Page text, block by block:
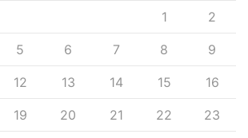
1 2
5 6 7 8 9
12 13 14 15 16
19 20 21 22 23